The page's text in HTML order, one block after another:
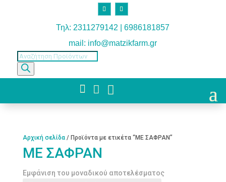
Τηλ: 2311279142 | 6986181857
mail: info@matzikfarm.gr
Products
search
  
Αρχική σελίδα/ Προϊόντα με ετικέτα “ΜΕ ΣΑΦΡΑΝ”
ΜΕ ΣΑΦΡΑΝ
Εμφάνιση του μοναδικού αποτελέσματος